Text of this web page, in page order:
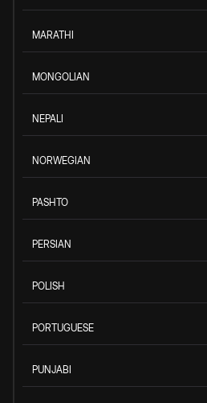
MARATHI
MONGOLIAN
NEPALI
NORWEGIAN
PASHTO
PERSIAN
POLISH
PORTUGUESE
PUNJABI